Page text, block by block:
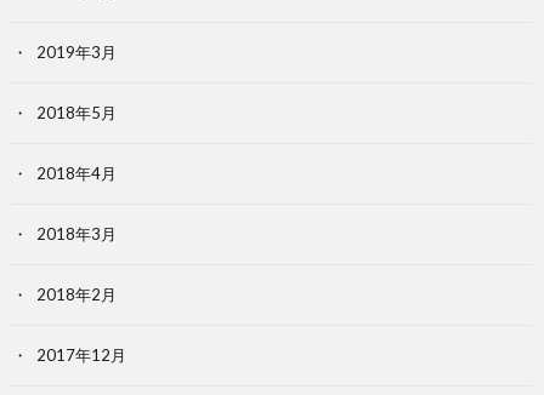
2019年3月
2018年5月
2018年4月
2018年3月
2018年2月
2017年12月